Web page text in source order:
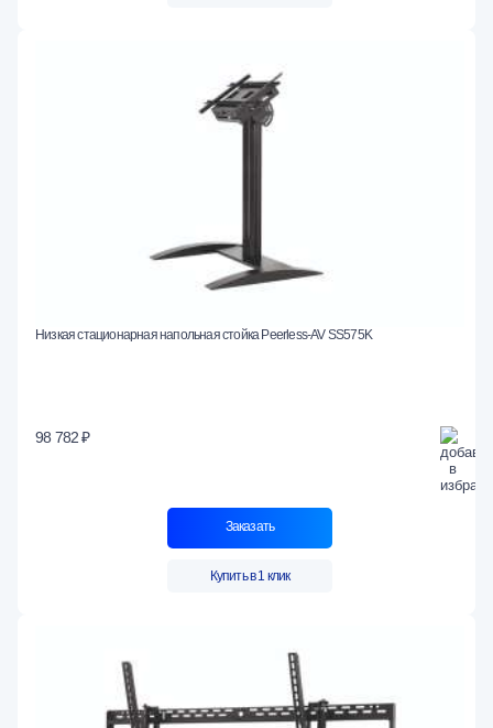
Низкая стационарная напольная стойка Peerless-AV SS575K
98 782 ₽
Заказать
Купить в 1 клик